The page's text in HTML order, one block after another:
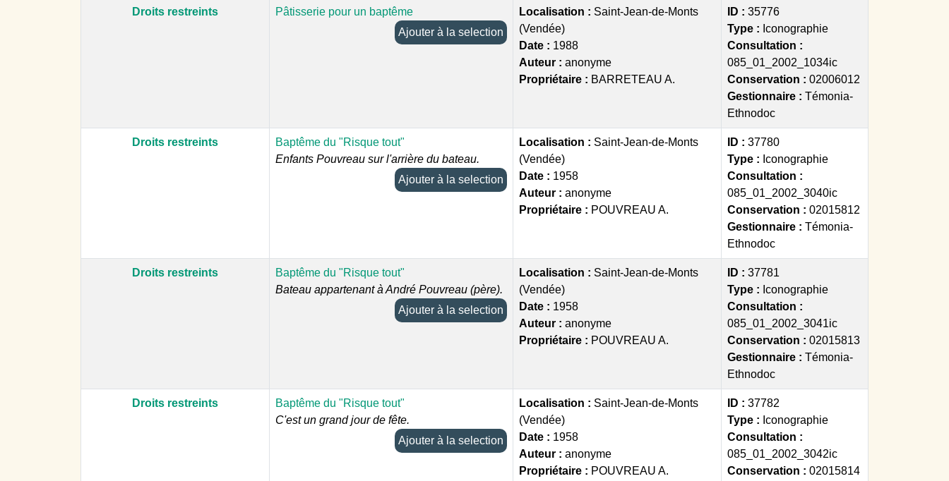
Droits restreints
Pâtisserie pour un baptême
Ajouter à la selection
Localisation : Saint-Jean-de-Monts
(Vendée)
Date : 1988
Auteur : anonyme
Propriétaire : BARRETEAU A.
ID : 35776
Type : Iconographie
Consultation :
085_01_2002_1034ic
Conservation : 02006012
Gestionnaire : Témonia-
Ethnodoc
Droits restreints
Baptême du "Risque tout"
Enfants Pouvreau sur l'arrière du bateau.
Ajouter à la selection
Localisation : Saint-Jean-de-Monts
(Vendée)
Date : 1958
Auteur : anonyme
Propriétaire : POUVREAU A.
ID : 37780
Type : Iconographie
Consultation :
085_01_2002_3040ic
Conservation : 02015812
Gestionnaire : Témonia-
Ethnodoc
Droits restreints
Baptême du "Risque tout"
Bateau appartenant à André Pouvreau (père).
Ajouter à la selection
Localisation : Saint-Jean-de-Monts
(Vendée)
Date : 1958
Auteur : anonyme
Propriétaire : POUVREAU A.
ID : 37781
Type : Iconographie
Consultation :
085_01_2002_3041ic
Conservation : 02015813
Gestionnaire : Témonia-
Ethnodoc
Droits restreints
Baptême du "Risque tout"
C'est un grand jour de fête.
Ajouter à la selection
Localisation : Saint-Jean-de-Monts
(Vendée)
Date : 1958
Auteur : anonyme
Propriétaire : POUVREAU A.
ID : 37782
Type : Iconographie
Consultation :
085_01_2002_3042ic
Conservation : 02015814